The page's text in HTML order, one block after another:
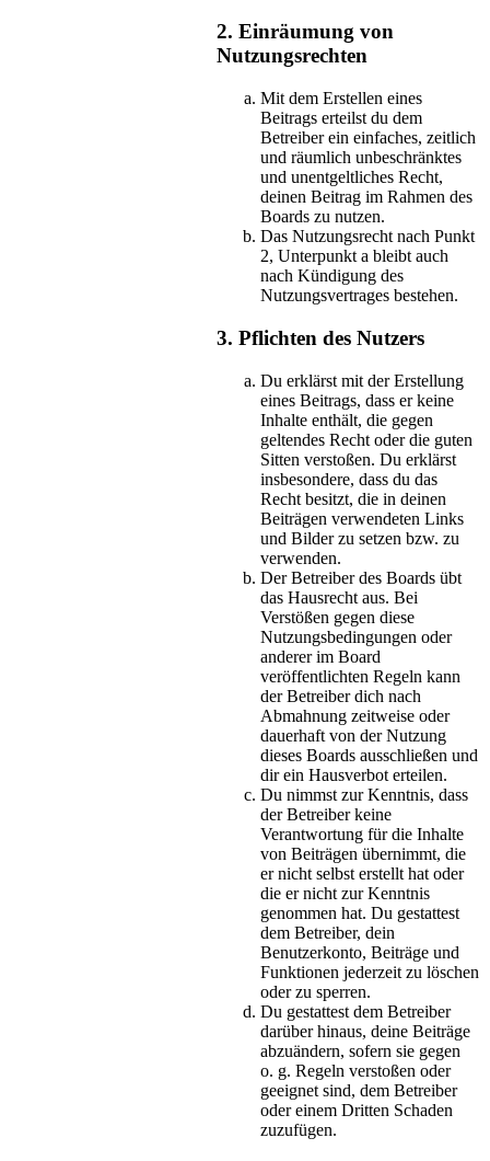
2. Einräumung von
Nutzungsrechten
Mit dem Erstellen eines
Beitrags erteilst du dem
Betreiber ein einfaches, zeitlich
und räumlich unbeschränktes
und unentgeltliches Recht,
deinen Beitrag im Rahmen des
Boards zu nutzen.
Das Nutzungsrecht nach Punkt
2, Unterpunkt a bleibt auch
nach Kündigung des
Nutzungsvertrages bestehen.
3. Pflichten des Nutzers
Du erklärst mit der Erstellung
eines Beitrags, dass er keine
Inhalte enthält, die gegen
geltendes Recht oder die guten
Sitten verstoßen. Du erklärst
insbesondere, dass du das
Recht besitzt, die in deinen
Beiträgen verwendeten Links
und Bilder zu setzen bzw. zu
verwenden.
Der Betreiber des Boards übt
das Hausrecht aus. Bei
Verstößen gegen diese
Nutzungsbedingungen oder
anderer im Board
veröffentlichten Regeln kann
der Betreiber dich nach
Abmahnung zeitweise oder
dauerhaft von der Nutzung
dieses Boards ausschließen und
dir ein Hausverbot erteilen.
Du nimmst zur Kenntnis, dass
der Betreiber keine
Verantwortung für die Inhalte
von Beiträgen übernimmt, die
er nicht selbst erstellt hat oder
die er nicht zur Kenntnis
genommen hat. Du gestattest
dem Betreiber, dein
Benutzerkonto, Beiträge und
Funktionen jederzeit zu löschen
oder zu sperren.
Du gestattest dem Betreiber
darüber hinaus, deine Beiträge
abzuändern, sofern sie gegen
o. g. Regeln verstoßen oder
geeignet sind, dem Betreiber
oder einem Dritten Schaden
zuzufügen.